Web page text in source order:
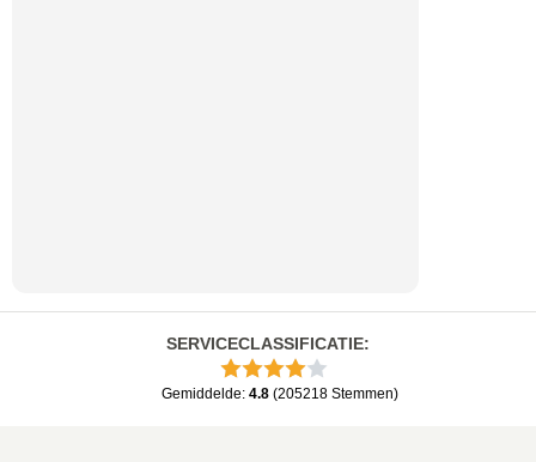
SERVICECLASSIFICATIE:
Gemiddelde: 4.8 (205218 Stemmen)